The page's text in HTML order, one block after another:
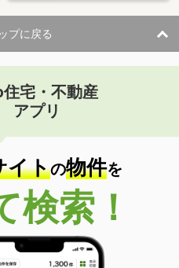
プに戻る
宅・不動産
アプリ
イトの物件を
検索！